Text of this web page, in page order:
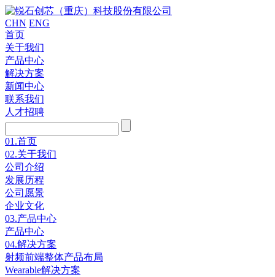
CHN ENG
首页
关于我们
产品中心
解决方案
新闻中心
联系我们
人才招聘
01.首页
02.关于我们
公司介绍
发展历程
公司愿景
企业文化
03.产品中心
产品中心
04.解决方案
射频前端整体产品布局
Wearable解决方案